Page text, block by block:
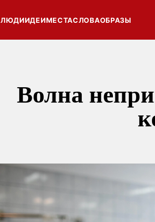
ЛЮДИИДЕИМЕСТАСЛОВАОБРАЗЫ
Волна